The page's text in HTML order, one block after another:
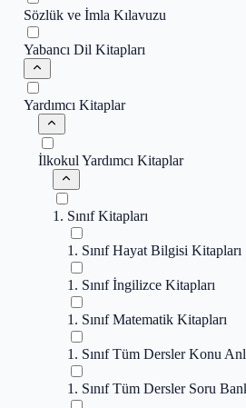
Sözlük ve İmla Kılavuzu
Yabancı Dil Kitapları
Yardımcı Kitaplar
İlkokul Yardımcı Kitaplar
1. Sınıf Kitapları
1. Sınıf Hayat Bilgisi Kitapları
1. Sınıf İngilizce Kitapları
1. Sınıf Matematik Kitapları
1. Sınıf Tüm Dersler Konu
1. Sınıf Tüm Dersler Soru